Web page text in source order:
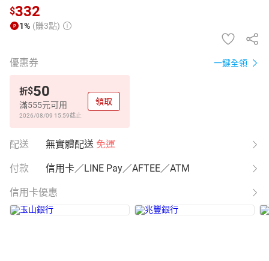
$332
1% (賺3點)
優惠券 一鍵全領
折$50
滿555元可用
2026/08/09 15:59截止
領取
配送 無實體配送 免運
付款 信用卡／LINE Pay／AFTEE／ATM
信用卡優惠